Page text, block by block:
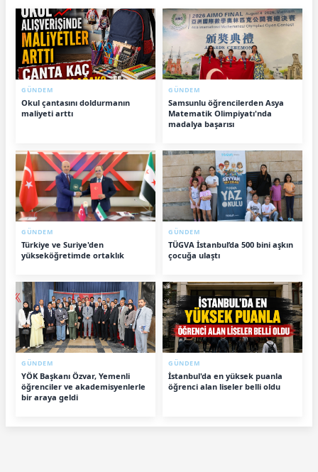
GÜNDEM
Okul çantasını doldurmanın
maliyeti arttı
GÜNDEM
Samsunlu öğrencilerden Asya
Matematik Olimpiyatı'nda
madalya başarısı
GÜNDEM
Türkiye ve Suriye'den
yükseköğretimde ortaklık
GÜNDEM
TÜGVA İstanbul’da 500 bini aşkın
çocuğa ulaştı
GÜNDEM
YÖK Başkanı Özvar, Yemenli
öğrenciler ve akademisyenlerle
bir araya geldi
GÜNDEM
İstanbul'da en yüksek puanla
öğrenci alan liseler belli oldu